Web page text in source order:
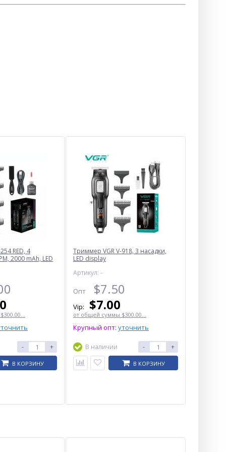
RED, 4
2000 mAh, LED
- +
В КОРЗИНУ
Триммер VGR V-918, 3 насадки,
LED display
Артикул: -
Опт $7.50
Vip: $7.00
от общей суммы $300.00...
Крупный опт: уточнить
В наличии - +
В КОРЗИНУ